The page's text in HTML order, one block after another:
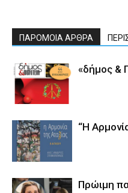
ΠΑΡΟΜΟΙΑ ΑΡΘΡΑ
«δήμος &
“Η
Πρώιμη